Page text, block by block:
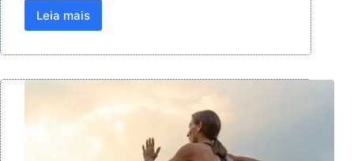
Leia mais
Tênis:
dicas
para
praticar